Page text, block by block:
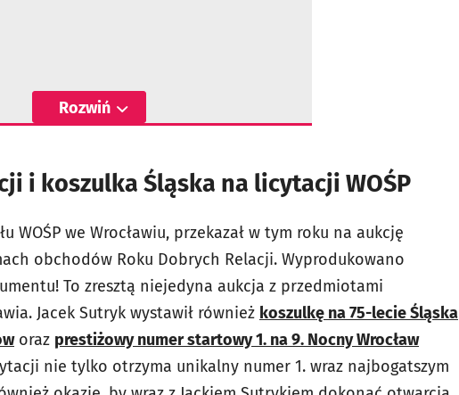
Rozwiń
i koszulka Śląska na licytacji WOŚP
WOŚP we Wrocławiu, przekazał w tym roku na aukcję
obchodów Roku Dobrych Relacji. Wyprodukowano
To zresztą niejedyna aukcja z przedmiotami
Jacek Sutryk wystawił również koszulkę na 75-lecie Śląska
oraz prestiżowy numer startowy 1. na 9. Nocny Wrocław
nie tylko otrzyma unikalny numer 1. wraz najbogatszym